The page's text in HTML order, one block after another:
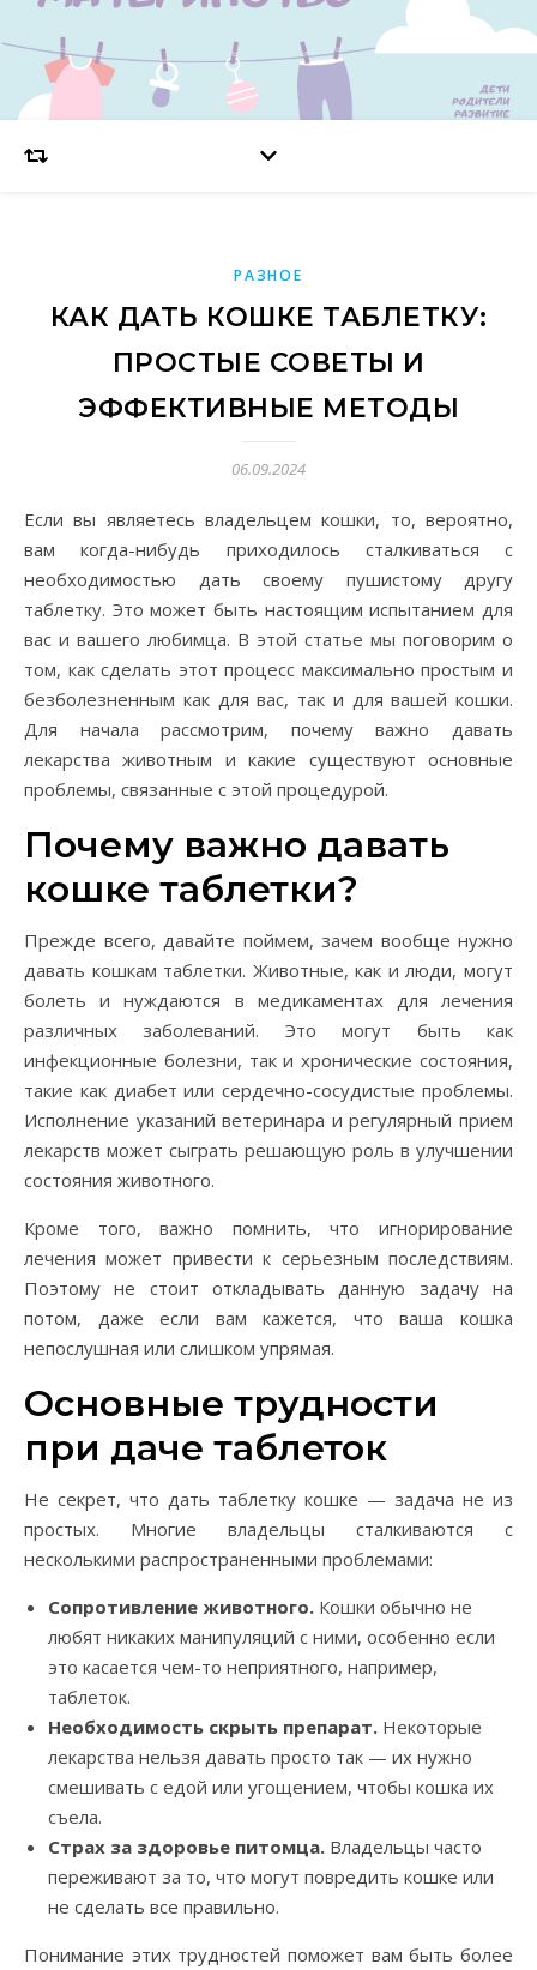
РАЗНОЕ
КАК ДАТЬ КОШКЕ ТАБЛЕТКУ:
ПРОСТЫЕ СОВЕТЫ И
ЭФФЕКТИВНЫЕ МЕТОДЫ
06.09.2024
Если вы являетесь владельцем кошки, то, вероятно,
вам когда-нибудь приходилось сталкиваться с
необходимостью дать своему пушистому другу
таблетку. Это может быть настоящим испытанием для
вас и вашего любимца. В этой статье мы поговорим о
том, как сделать этот процесс максимально простым и
безболезненным как для вас, так и для вашей кошки.
Для начала рассмотрим, почему важно давать
лекарства животным и какие существуют основные
проблемы, связанные с этой процедурой.
Почему важно давать
кошке таблетки?
Прежде всего, давайте поймем, зачем вообще нужно
давать кошкам таблетки. Животные, как и люди, могут
болеть и нуждаются в медикаментах для лечения
различных заболеваний. Это могут быть как
инфекционные болезни, так и хронические состояния,
такие как диабет или сердечно-сосудистые проблемы.
Исполнение указаний ветеринара и регулярный прием
лекарств может сыграть решающую роль в улучшении
состояния животного.
Кроме того, важно помнить, что игнорирование
лечения может привести к серьезным последствиям.
Поэтому не стоит откладывать данную задачу на
потом, даже если вам кажется, что ваша кошка
непослушная или слишком упрямая.
Основные трудности
при даче таблеток
Не секрет, что дать таблетку кошке — задача не из
простых. Многие владельцы сталкиваются с
несколькими распространенными проблемами:
Сопротивление животного. Кошки обычно не
любят никаких манипуляций с ними, особенно если
это касается чем-то неприятного, например,
таблеток.
Необходимость скрыть препарат. Некоторые
лекарства нельзя давать просто так — их нужно
смешивать с едой или угощением, чтобы кошка их
съела.
Страх за здоровье питомца. Владельцы часто
переживают за то, что могут повредить кошке или
не сделать все правильно.
Понимание этих трудностей поможет вам быть более